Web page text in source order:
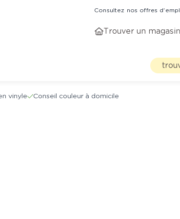
Consultez nos offres
Trouver un magasin
vinyle Conseil couleur à domicile